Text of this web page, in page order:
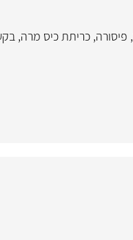
, פיסורה, כריתת כיס מרה,